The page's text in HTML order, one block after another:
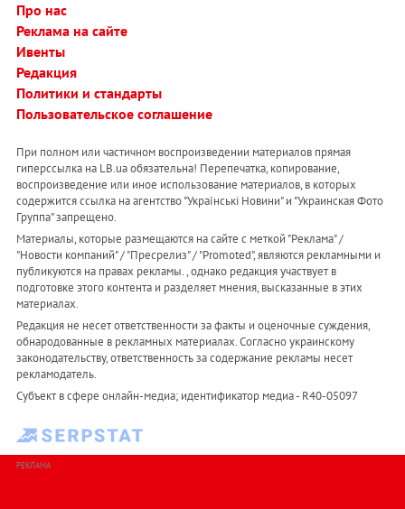
Про нас
Реклама на сайте
Ивенты
Редакция
Политики и стандарты
Пользовательское соглашение
При полном или частичном воспроизведении материалов прямая
гиперссылка на LB.ua обязательна! Перепечатка, копирование,
воспроизведение или иное использование материалов, в которых
содержится ссылка на агентство "Українськi Новини" и "Украинская Фото
Группа" запрещено.
Материалы, которые размещаются на сайте с меткой "Реклама" /
"Новости компаний" / "Пресрелиз" / "Promoted", являются рекламными и
публикуются на правах рекламы. , однако редакция участвует в
подготовке этого контента и разделяет мнения, высказанные в этих
материалах.
Редакция не несет ответственности за факты и оценочные суждения,
обнародованные в рекламных материалах. Согласно украинскому
законодательству, ответственность за содержание рекламы несет
рекламодатель.
Субъект в сфере онлайн-медиа; идентификатор медиа - R40-05097
РЕКЛАМА